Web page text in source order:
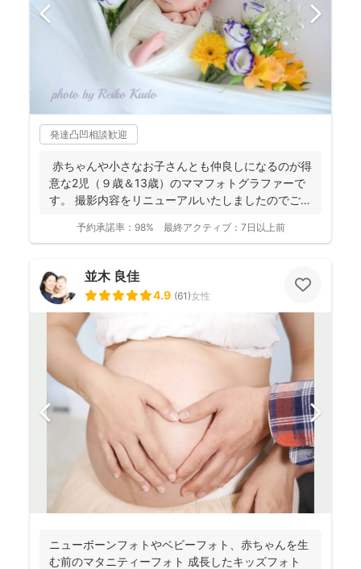
発達凸凹相談歓迎
赤ちゃんや小さなお子さんとも仲良しになるのが得
意な2児（９歳＆13歳）のママフォトグラファーで
す。 撮影内容をリニューアルいたしましたのでご案
予約承諾率： 98% 最終アクティブ： 7日以上前
並木 良佳
4.9 (61)女性
ニューボーンフォトやベビーフォト、赤ちゃんを生
む前のマタニティーフォト 成長したキッズフォト